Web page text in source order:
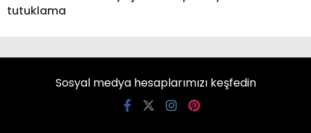
tutuklama
Sosyal medya hesaplarımızı keşfedin